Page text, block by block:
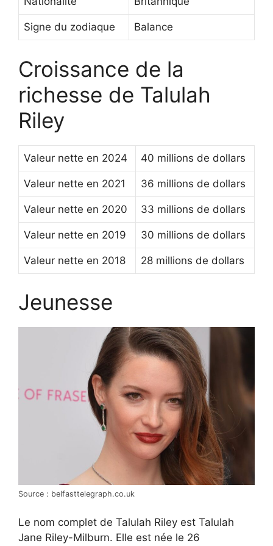
Signe du zodiaque Balance
Croissance de la
richesse de Talulah
Riley
Valeur nette en 2024 40 millions de dollars
Valeur nette en 2021 36 millions de dollars
Valeur nette en 2020 33 millions de dollars
Valeur nette en 2019 30 millions de dollars
Valeur nette en 2018 28 millions de dollars
Jeunesse
Source : belfasttelegraph.co.uk
Le nom complet de Talulah Riley est Talulah
Jane Riley-Milburn. Elle est née le 26